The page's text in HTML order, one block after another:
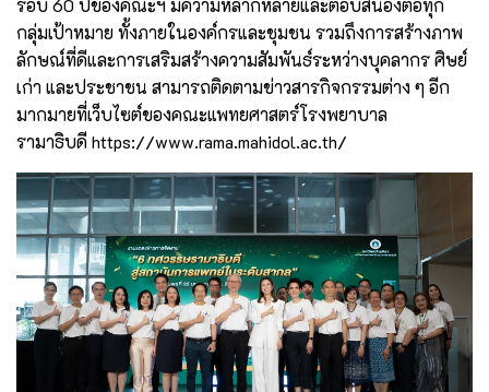
รอบ 60 ปีของคณะฯ มีความหลากหลายและตอบสนองต่อทุก
กลุ่มเป้าหมาย ทั้งภายในองค์กรและชุมชน รวมถึงการสร้างภาพ
ลักษณ์ที่ดีและการเสริมสร้างความสัมพันธ์ระหว่างบุคลากร ศิษย์
เก่า และประชาชน สามารถติดตามข่าวสารกิจกรรมต่าง ๆ อีก
มากมายที่เว็บไซต์ของคณะแพทยศาสตร์โรงพยาบาล
รามาธิบดีhttps://www.rama.mahidol.ac.th/